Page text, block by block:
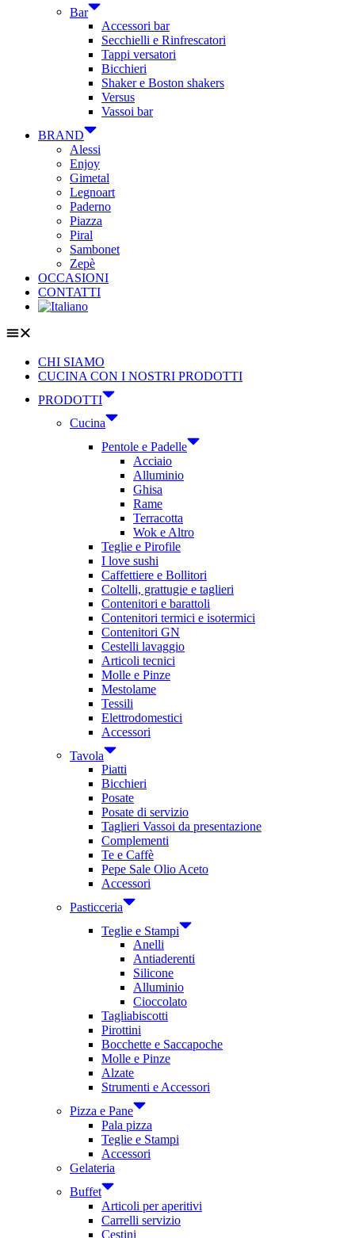
Bar
Accessori bar
Secchielli e Rinfrescatori
Tappi versatori
Bicchieri
Shaker e Boston shakers
Versus
Vassoi bar
BRAND
Alessi
Enjoy
Gimetal
Legnoart
Paderno
Piazza
Piral
Sambonet
Zepè
OCCASIONI
CONTATTI
CHI SIAMO
CUCINA CON I NOSTRI PRODOTTI
PRODOTTI
Cucina
Pentole e Padelle
Acciaio
Alluminio
Ghisa
Rame
Terracotta
Wok e Altro
Teglie e Pirofile
I love sushi
Caffettiere e Bollitori
Coltelli, grattugie e taglieri
Contenitori e barattoli
Contenitori termici e isotermici
Contenitori GN
Cestelli lavaggio
Articoli tecnici
Molle e Pinze
Mestolame
Tessili
Elettrodomestici
Accessori
Tavola
Piatti
Bicchieri
Posate
Posate di servizio
Taglieri Vassoi da presentazione
Complementi
Te e Caffè
Pepe Sale Olio Aceto
Accessori
Pasticceria
Teglie e Stampi
Anelli
Antiaderenti
Silicone
Alluminio
Cioccolato
Tagliabiscotti
Pirottini
Bocchette e Saccapoche
Molle e Pinze
Alzate
Strumenti e Accessori
Pizza e Pane
Pala pizza
Teglie e Stampi
Accessori
Gelateria
Buffet
Articoli per aperitivi
Carrelli servizio
Cestini